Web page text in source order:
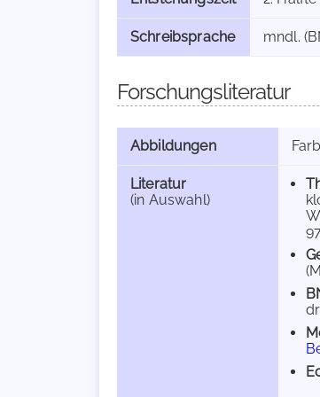
Schreibsprache mndl.
Forschungsliteratur
Abbildungen
Literatur
(in Auswahl)